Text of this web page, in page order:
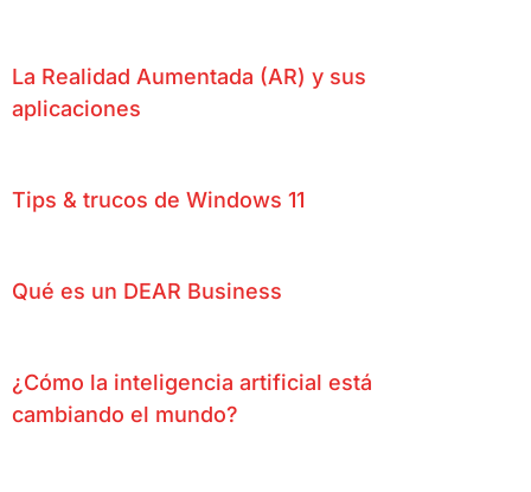
La Realidad Aumentada (AR) y sus
aplicaciones
Tips & trucos de Windows 11
Qué es un DEAR Business
¿Cómo la inteligencia artificial está
cambiando el mundo?